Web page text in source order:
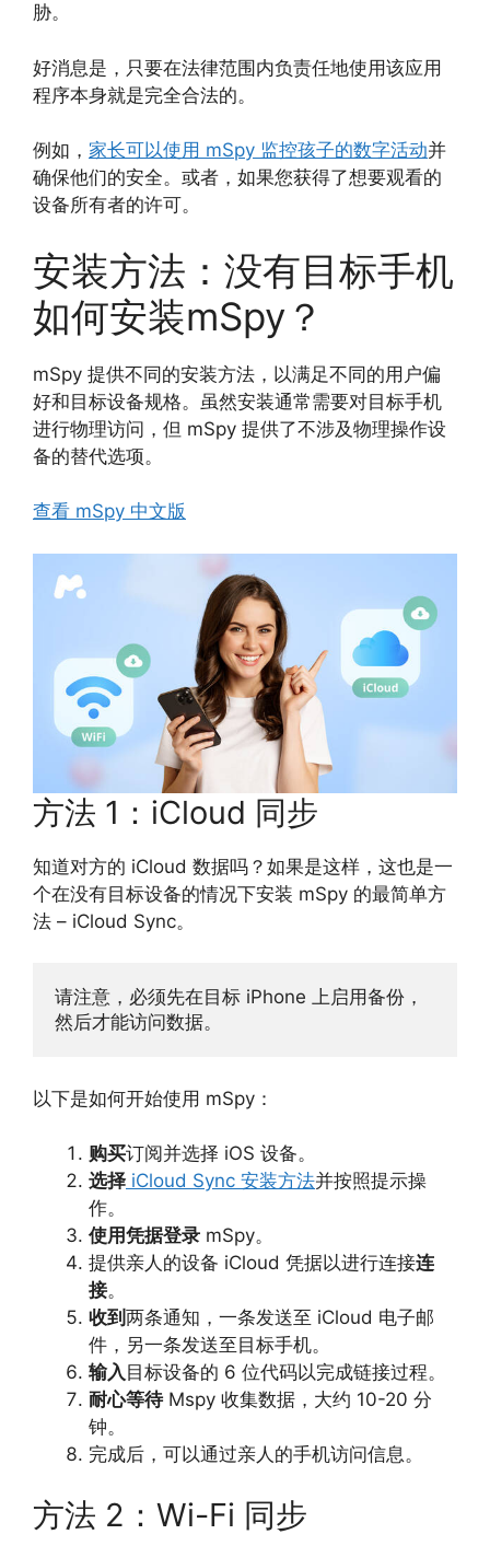
胁。
好消息是，只要在法律范围内负责任地使用该应用
程序本身就是完全合法的。
例如， 家长可以使用 mSpy 监控孩子的数字活动并
确保他们的安全。或者，如果您获得了想要观看的
设备所有者的许可。
安装方法：没有目标手机
如何安装mSpy？
mSpy 提供不同的安装方法，以满足不同的用户偏
好和目标设备规格。虽然安装通常需要对目标手机
进行物理访问，但 mSpy 提供了不涉及物理操作设
备的替代选项。
查看 mSpy 中文版
方法 1：iCloud 同步
知道对方的 iCloud 数据吗？如果是这样，这也是一
个在没有目标设备的情况下安装 mSpy 的最简单方
法 – iCloud Sync。
请注意，必须先在目标 iPhone 上启用备份，
然后才能访问数据。
以下是如何开始使用 mSpy：
购买订阅并选择 iOS 设备。
选择 iCloud Sync 安装方法并按照提示操
作。
使用凭据登录 mSpy。
提供亲人的设备 iCloud 凭据以进行连接连
接。
收到 两条通知，一条发送至 iCloud 电子邮
件，另一条发送至目标手机。
输入目标设备的 6 位代码以完成链接过程。
耐心等待Mspy 收集数据，大约 10-20 分
钟。
完成后，可以通过亲人的手机访问信息。
方法 2：Wi-Fi 同步